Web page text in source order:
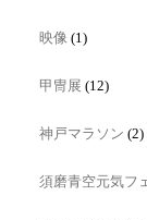
映像 (1)
甲冑展 (12)
神戸マラソン (2)
須磨青空元気フ